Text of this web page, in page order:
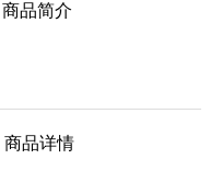
商品简介
商品详情